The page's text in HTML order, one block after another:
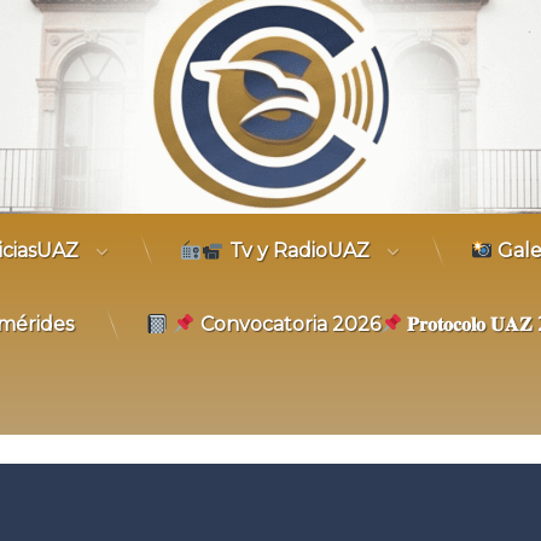
Tv y RadioUAZ
Convocatoria 2026 𝐏𝐫𝐨𝐭𝐨𝐜𝐨𝐥𝐨